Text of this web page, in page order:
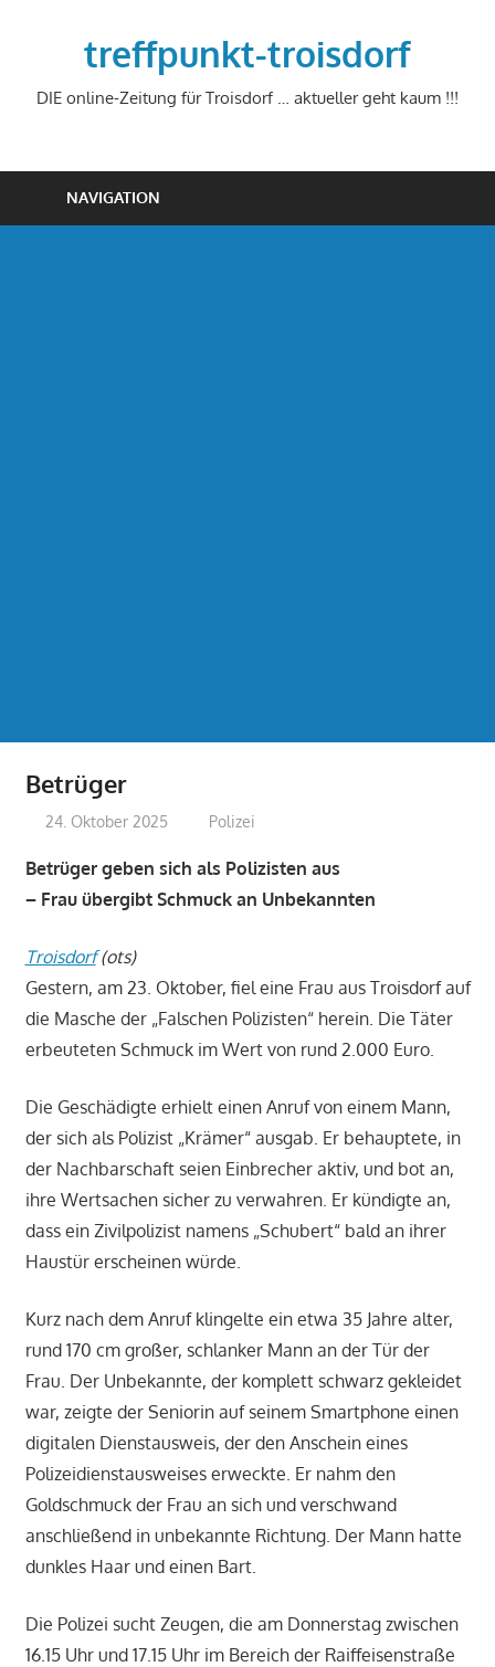
treffpunkt-troisdorf
DIE online-Zeitung für Troisdorf … aktueller geht kaum !!!
NAVIGATION
Betrüger
24. Oktober 2025 treffpunkt
Polizei
Betrüger geben sich als Polizisten aus
– Frau übergibt Schmuck an Unbekannten
Troisdorf(ots)
Gestern, am 23. Oktober, fiel eine Frau aus Troisdorf auf
die Masche der „Falschen Polizisten“ herein. Die Täter
erbeuteten Schmuck im Wert von rund 2.000 Euro.
Die Geschädigte erhielt einen Anruf von einem Mann,
der sich als Polizist „Krämer“ ausgab. Er behauptete, in
der Nachbarschaft seien Einbrecher aktiv, und bot an,
ihre Wertsachen sicher zu verwahren. Er kündigte an,
dass ein Zivilpolizist namens „Schubert“ bald an ihrer
Haustür erscheinen würde.
Kurz nach dem Anruf klingelte ein etwa 35 Jahre alter,
rund 170 cm großer, schlanker Mann an der Tür der
Frau. Der Unbekannte, der komplett schwarz gekleidet
war, zeigte der Seniorin auf seinem Smartphone einen
digitalen Dienstausweis, der den Anschein eines
Polizeidienstausweises erweckte. Er nahm den
Goldschmuck der Frau an sich und verschwand
anschließend in unbekannte Richtung. Der Mann hatte
dunkles Haar und einen Bart.
Die Polizei sucht Zeugen, die am Donnerstag zwischen
16.15 Uhr und 17.15 Uhr im Bereich der Raiffeisenstraße